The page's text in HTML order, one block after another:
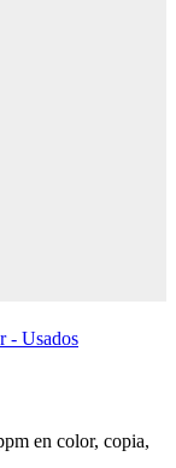
- Usados
en color, copia,